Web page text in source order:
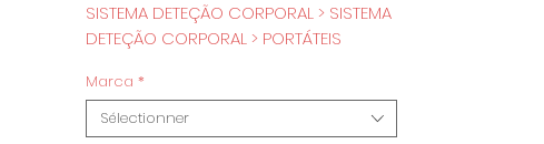
SISTEMA DETEÇÃO CORPORAL > SISTEMA
DETEÇÃO CORPORAL > PORTÁTEIS
Marca *
Sélectionner